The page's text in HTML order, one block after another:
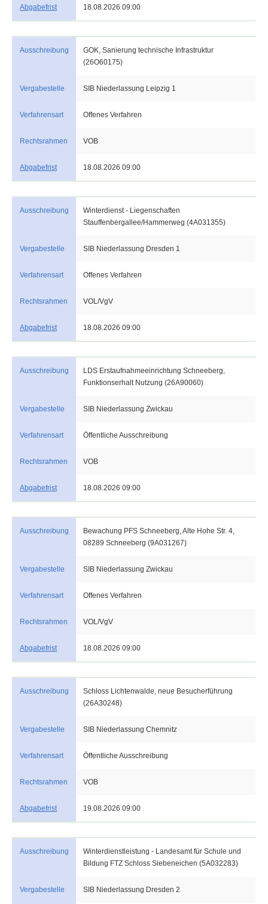
Abgabefrist 18.08.2026 09:00
Ausschreibung
GOK, Sanierung technische Infrastruktur
(26O60175)
Vergabestelle SIB Niederlassung Leipzig 1
Verfahrensart Offenes Verfahren
Rechtsrahmen VOB
Abgabefrist 18.08.2026 09:00
Ausschreibung
Winterdienst - Liegenschaften
Stauffenbergallee/Hammerweg (4A031355)
Vergabestelle SIB Niederlassung Dresden 1
Verfahrensart Offenes Verfahren
Rechtsrahmen VOL/VgV
Abgabefrist 18.08.2026 09:00
Ausschreibung
LDS Erstaufnahmeeinrichtung Schneeberg,
Funktionserhalt Nutzung (26A90060)
Vergabestelle SIB Niederlassung Zwickau
Verfahrensart Öffentliche Ausschreibung
Rechtsrahmen VOB
Abgabefrist 18.08.2026 09:00
Ausschreibung
Bewachung PFS Schneeberg, Alte Hohe Str. 4,
08289 Schneeberg (9A031267)
Vergabestelle SIB Niederlassung Zwickau
Verfahrensart Offenes Verfahren
Rechtsrahmen VOL/VgV
Abgabefrist 18.08.2026 09:00
Ausschreibung
Schloss Lichtenwalde, neue Besucherführung
(26A30248)
Vergabestelle SIB Niederlassung Chemnitz
Verfahrensart Öffentliche Ausschreibung
Rechtsrahmen VOB
Abgabefrist 19.08.2026 09:00
Ausschreibung
Winterdienstleistung - Landesamt für Schule und
Bildung FTZ Schloss Siebeneichen (5A032283)
Vergabestelle SIB Niederlassung Dresden 2